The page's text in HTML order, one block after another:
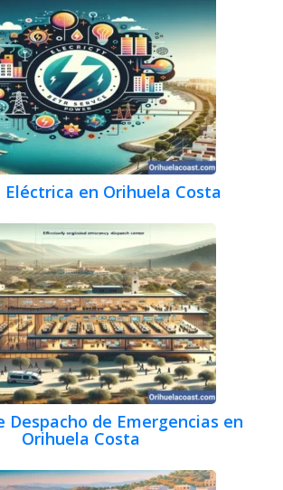
Eléctrica en Orihuela Costa
Despacho de Emergencias en
Orihuela Costa